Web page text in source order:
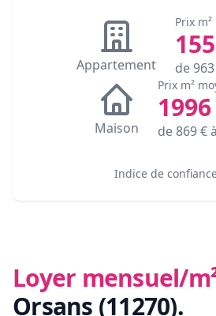
Appartement
Prix
de963
Maison
Prix m²
1996
de869€ à
Indice de
Loyer mensuel/
Orsans (11270).